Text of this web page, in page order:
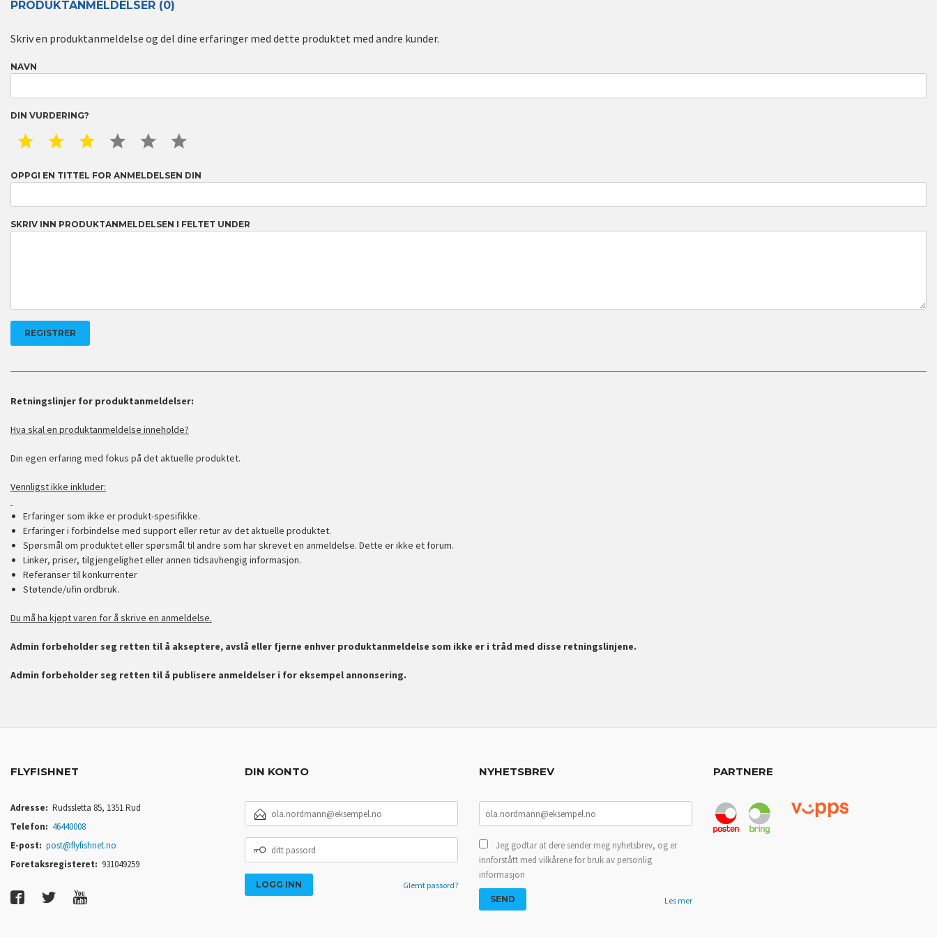
PRODUKTANMELDELSER (0)
Skriv en produktanmeldelse og del dine erfaringer med dette produktet med andre kunder.
NAVN
DIN VURDERING?
1 STAR2 STAR3 STAR4 STAR5 STAR
OPPGI EN TITTEL FOR ANMELDELSEN DIN
SKRIV INN PRODUKTANMELDELSEN I FELTET UNDER
Retningslinjer for produktanmeldelser:
Hva skal en produktanmeldelse inneholde?
Din egen erfaring med fokus på det aktuelle produktet.
Vennligst ikke inkluder:
Erfaringer som ikke er produkt-spesifikke.
Erfaringer i forbindelse med support eller retur av det aktuelle produktet.
Spørsmål om produktet eller spørsmål til andre som har skrevet en anmeldelse. Dette er ikke et forum.
Linker, priser, tilgjengelighet eller annen tidsavhengig informasjon.
Referanser til konkurrenter
Støtende/ufin ordbruk.
Du må ha kjøpt varen for å skrive en anmeldelse.
Admin forbeholder seg retten til å akseptere, avslå eller fjerne enhver produktanmeldelse som ikke er i tråd med disse retningslinjene.
Admin forbeholder seg retten til å publisere anmeldelser i for eksempel annonsering.
FLYFISHNET
Adresse: Rudssletta 85, 1351 Rud
Telefon: 46440008
E-post: post@flyfishnet.no
Foretaksregisteret: 931049259
DIN KONTO
POSTADRESSE
PASSORD
Glemt passord?
NYHETSBREV
Jeg godtar at dere sender meg nyhetsbrev, og er
innforstått med vilkårene for bruk av personlig
informasjon
Les mer
PARTNERE